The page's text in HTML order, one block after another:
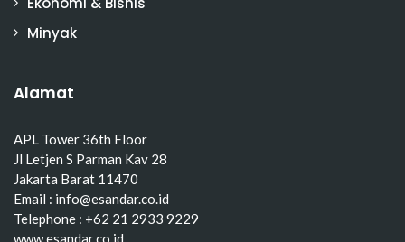
Minyak
Alamat
APL Tower 36th Floor
Jl Letjen S Parman Kav 28
Jakarta Barat 11470
Email : info@esandar.co.id
Telephone : +62 21 2933 9229
www.esandar.co.id